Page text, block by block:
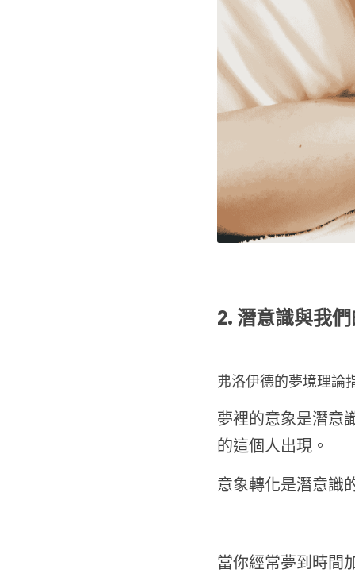
2. 潛意識與我
弗洛伊德的夢境理論
夢裡的意象是潛意
的這個人出現。
意象轉化是潛意識
當你經常夢到時間